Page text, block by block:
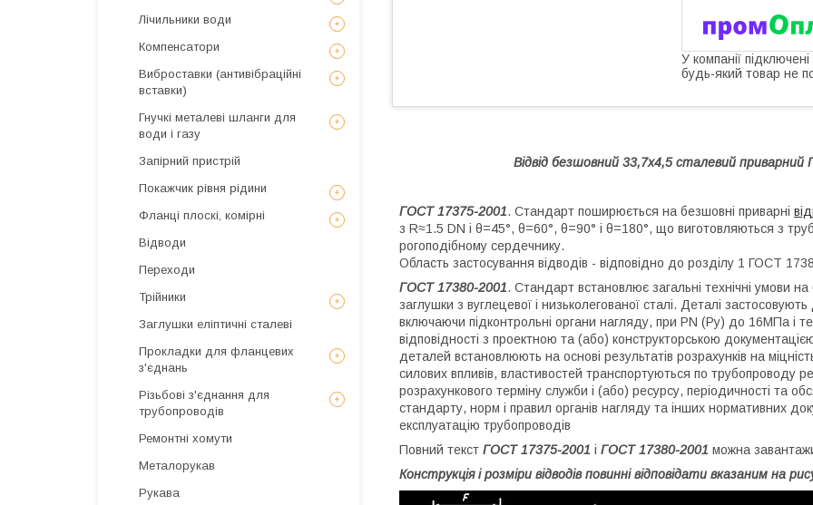
У компанії
будь-який товар не
Відвід безшовний 33,7х4,5 сталевий
ГОСТ 17375-2001. Стандарт поширюється на безшовні приварні
з R≈1.5 DN і θ=45°, θ=60°, θ=90° і θ=180°, що виготовляються з
рогоподібному сердечнику.
Область застосування відводів - відповідно до розділу 1 ГОСТ
ГОСТ 17380-2001. Стандарт встановлює загальні технічні умови
заглушки з вуглецевої і низьколегованої сталі. Деталі
включаючи підконтрольні органи нагляду, при PN (Py) до 16МПа і
відповідності з проектною та (або) конструкторською
деталей встановлюють на основі результатів розрахунків на
силових впливів, властивостей транспортуються по трубопроводу
розрахункового терміну служби і (або) ресурсу, періодичності та
стандарту, норм і правил органів нагляду та інших нормативних
експлуатацію трубопроводів
Повний текст ГОСТ 17375-2001 і ГОСТ 17380-2001 можна
Конструкція і розміри відводів повинні відповідати вказаним на
Лічильники води
Компенсатори
Виброставки (антивібраційні
вставки)
Гнучкі металеві шланги для
води і газу
Запірний пристрій
Покажчик рівня рідини
Фланці плоскі, комірні
Відводи
Переходи
Трійники
Заглушки еліптичні сталеві
Прокладки для фланцевих
з'єднань
Різьбові з'єднання для
трубопроводів
Ремонтні хомути
Металорукав
Рукава